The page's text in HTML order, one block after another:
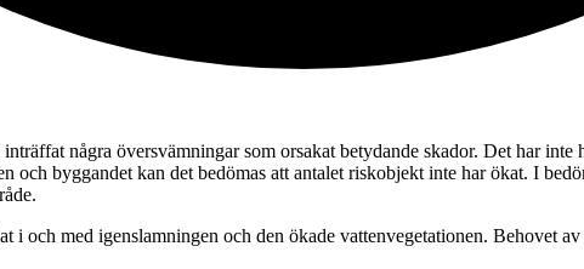
några översvämningar som orsakat betydande skador. Det har
och byggandet kan det bedömas att antalet riskobjekt inte har ökat. I
och med igenslamningen och den ökade vattenvegetationen. Behovet